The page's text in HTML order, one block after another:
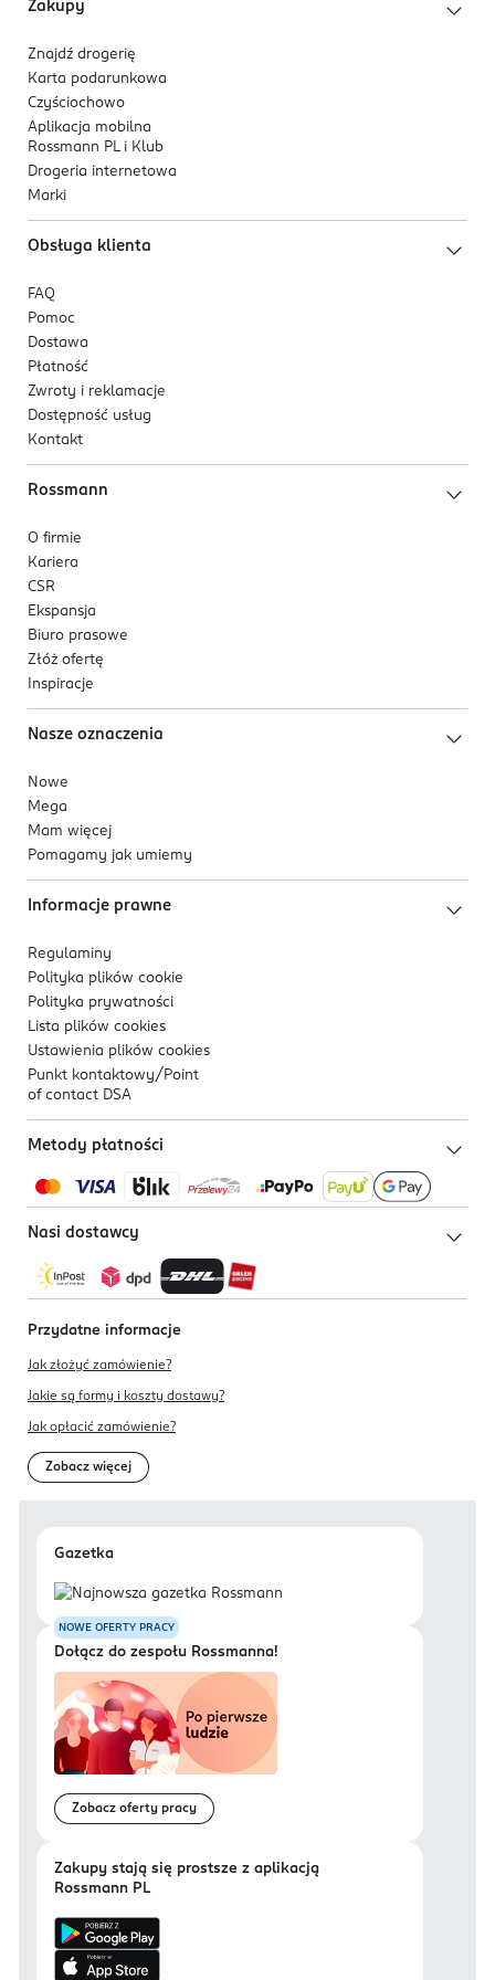
codziennego stosowania, aby cieszyć się mocnym i
zdrowym uśmiechem.
OSOBA/PODMIOT ODPOWIEDZIALNY
Haleon Poland sp. z o.o.
Rzymowskiego 53
02-697
Warszawa
WPS_Waw@haleon.com
225769600
5 054563 234209
Zakupy
Znajdź drogerię
Karta podarunkowa
Czyściochowo
Aplikacja mobilna
Rossmann PL i Klub
Drogeria internetowa
Marki
Obsługa klienta
FAQ
Pomoc
Dostawa
Płatność
Zwroty i reklamacje
Dostępność usług
Kontakt
Rossmann
O firmie
Kariera
CSR
Ekspansja
Biuro prasowe
Złóż ofertę
Inspiracje
Nasze oznaczenia
Nowe
Mega
Mam więcej
Pomagamy jak umiemy
Informacje prawne
Regulaminy
Polityka plików cookie
Polityka prywatności
Lista plików cookies
Ustawienia plików cookies
Punkt kontaktowy/ Point
of contact DSA
Metody płatności
Nasi dostawcy
Przydatne informacje
Jak złożyć zamówienie?
Jakie są formy i koszty dostawy?
Jak opłacić zamówienie?
Zobacz więcej
Gazetka
NOWE OFERTY PRACY
Dołącz do zespołu Rossmanna!
Zobacz oferty pracy
Zakupy stają się prostsze z aplikacją
Rossmann PL